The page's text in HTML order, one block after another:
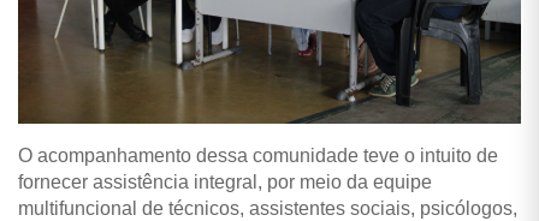
O acompanhamento dessa comunidade teve o intuito de
fornecer assistência integral, por meio da equipe
multifuncional de técnicos, assistentes sociais, psicólogos,